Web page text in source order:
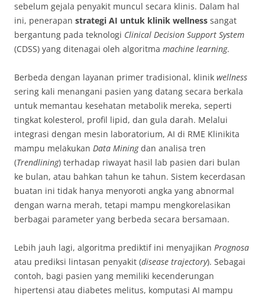
sebelum gejala penyakit muncul secara klinis. Dalam hal
ini, penerapan strategi AI untuk klinik wellness sangat
bergantung pada teknologi Clinical Decision Support System
(CDSS) yang ditenagai oleh algoritma machine learning.
Berbeda dengan layanan primer tradisional, klinik wellness
sering kali menangani pasien yang datang secara berkala
untuk memantau kesehatan metabolik mereka, seperti
tingkat kolesterol, profil lipid, dan gula darah. Melalui
integrasi dengan mesin laboratorium, AI di RME Klinikita
mampu melakukan Data Miningdan analisa tren
(Trendlining) terhadap riwayat hasil lab pasien dari bulan
ke bulan, atau bahkan tahun ke tahun. Sistem kecerdasan
buatan ini tidak hanya menyoroti angka yang abnormal
dengan warna merah, tetapi mampu mengkorelasikan
berbagai parameter yang berbeda secara bersamaan.
Lebih jauh lagi, algoritma prediktif ini menyajikan Prognosa
atau prediksi lintasan penyakit (disease trajectory). Sebagai
contoh, bagi pasien yang memiliki kecenderungan
hipertensi atau diabetes melitus, komputasi AI mampu